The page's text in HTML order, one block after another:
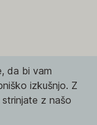
da bi vam
izkušnjo. Z
z našo